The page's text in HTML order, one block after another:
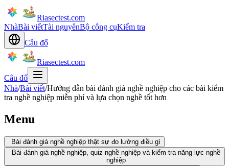
Riasectest.com
NhàBài viếtTài nguyênBộ công cụKiểm tra
Câu đố
Riasectest.com
Câu đố
Nhà/Bài viết/Hướng dẫn bài đánh giá nghề nghiệp cho các bài kiểm
tra nghề nghiệp miễn phí và lựa chọn nghề tốt hơn
Menu
Bài đánh giá nghề nghiệp thật sự đo lường điều gì
Bài đánh giá nghề nghiệp, quiz nghề nghiệp và kiểm tra năng lực nghề
nghiệp